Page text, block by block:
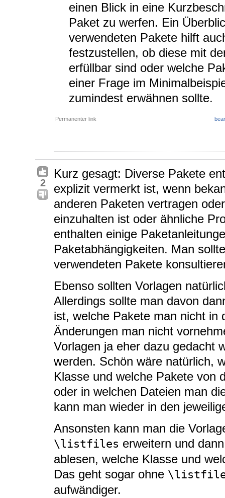
einen Blick in eine
Paket zu werfen. Ein
verwendeten Pakete hilft
festzustellen, ob diese mit
erfüllbar sind oder welche
einer Frage im
zumindest erwähnen sollte.
Permanenter link
2
Kurz gesagt: Diverse Pakete
explizit vermerkt ist, wenn
anderen Paketen vertragen
einzuhalten ist oder ähnliche
enthalten einige
Paketabhängigkeiten. Man
verwendeten Pakete
Ebenso sollten Vorlagen
Allerdings sollte man davon
ist, welche Pakete man nicht in
Änderungen man nicht
Vorlagen ja eher dazu gedacht
werden. Schön wäre natürlich,
Klasse und welche Pakete von
oder in welchen Dateien man
kann man wieder in den
Ansonsten kann man die
\listfiles erweitern und
ablesen, welche Klasse und
Das geht sogar ohne
aufwändiger.